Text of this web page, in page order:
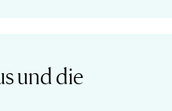
und die